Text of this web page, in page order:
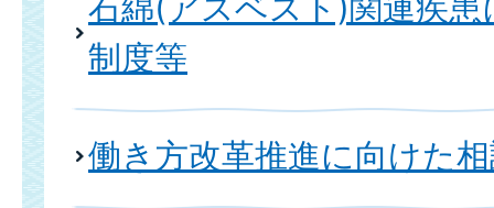
制度等
働き方改革推進に向けた